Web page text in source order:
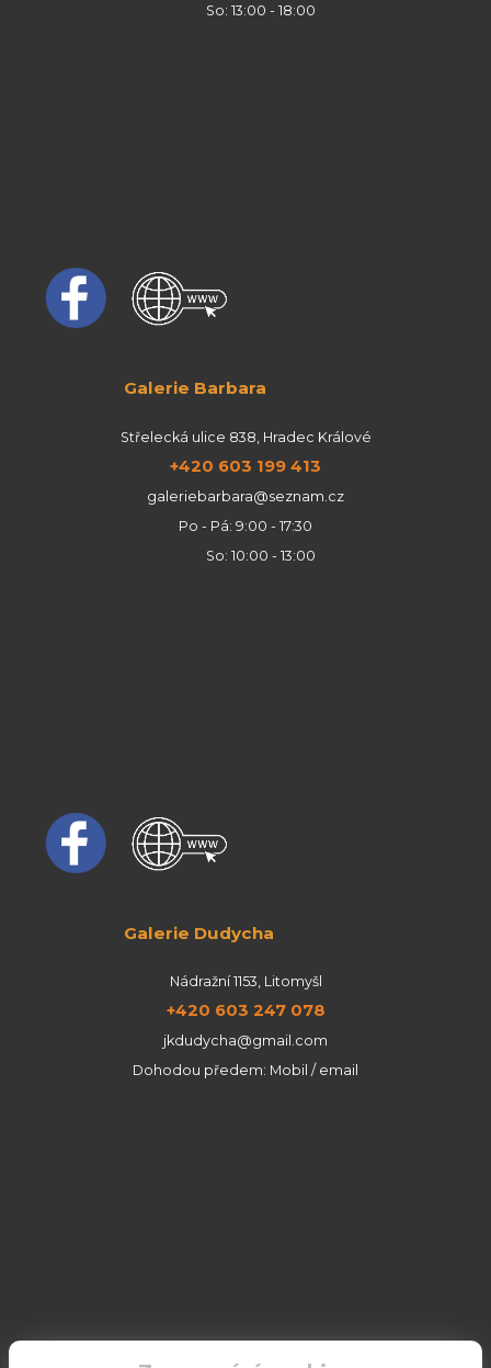
So: 13:00 - 18:00
Galerie Barbara
Střelecká ulice 838, Hradec Králové
+420 603 199 413
galeriebarbara@seznam.cz
Po - Pá: 9:00 - 17:30
So: 10:00 - 13:00
Galerie Dudycha
Nádražní 1153, Litomyšl
+420 603 247 078
jkdudycha@gmail.com
Dohodou předem: Mobil / email